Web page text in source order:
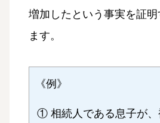
増加したという事実を証明
ます。
《例》
① 相続人である息子が、